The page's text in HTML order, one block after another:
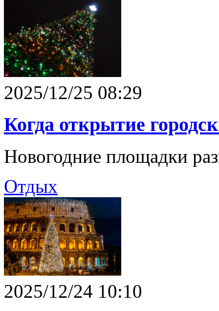
2025/12/25 08:29
Когда открытие
Новогодние площадки
Отдых
2025/12/24 10:10